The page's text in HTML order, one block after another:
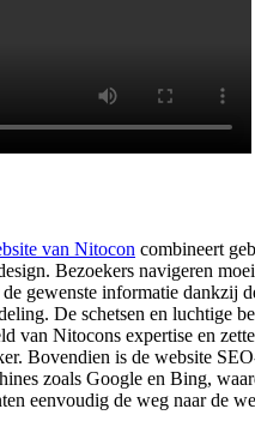
van Nitocon combineert
Bezoekers navigeren
de gewenste informatie dankzij
De schetsen en luchtige
van Nitocons expertise en
Bovendien is de website
zoals Google en Bing,
eenvoudig de weg naar de